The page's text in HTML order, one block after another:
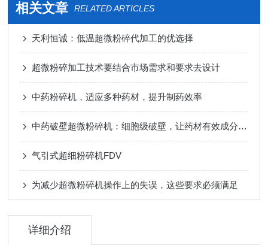
相关文章 RELATED ARTICLES
天利恒诚：低温超微粉碎代加工的优选择
超微粉碎加工技术要结合市场需求和要求去设计
中药粉碎机，适应多种药材，提升制药效率
中药破壁超微粉碎机：细胞级破壁，让药材有效成分充分释放
气引式超细粉碎机FDV
为减少超微粉碎机操作上的失误，这些要求必须满足
详细介绍